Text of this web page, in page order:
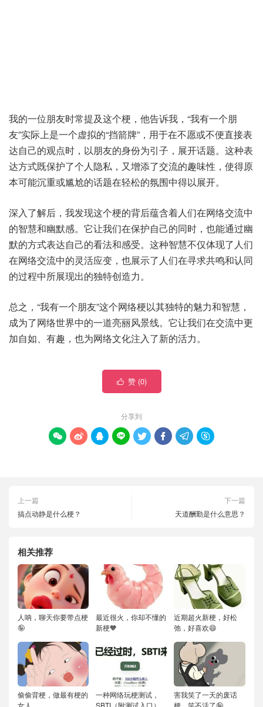
我的一位朋友时常提及这个梗，他告诉我，“我有一个朋
友”实际上是一个虚拟的“挡箭牌”，用于在不愿或不便直接表
达自己的观点时，以朋友的身份为引子，展开话题。这种表
达方式既保护了个人隐私，又增添了交流的趣味性，使得原
本可能沉重或尴尬的话题在轻松的氛围中得以展开。
深入了解后，我发现这个梗的背后蕴含着人们在网络交流中
的智慧和幽默感。它让我们在保护自己的同时，也能通过幽
默的方式表达自己的看法和感受。这种智慧不仅体现了人们
在网络交流中的灵活应变，也展示了人们在寻求共鸣和认同
的过程中所展现出的独特创造力。
总之，“我有一个朋友”这个网络梗以其独特的魅力和智慧，
成为了网络世界中的一道亮丽风景线。它让我们在交流中更
加自如、有趣，也为网络文化注入了新的活力。
 赞 (0)
分享到
       
上一篇
搞点动静是什么梗？
下一篇
天道酬勤是什么意思？
相关推荐
人呐，聊天你要带点梗
🤪
最近很火，你却不懂的
新梗🧡
近期超火新梗，好松
弛，好喜欢😄
偷偷背梗，做最有梗的
女人
一种网络玩梗测试，
SBTI（附测试入口）
害我笑了一天的废话
梗，笑不活了🤪